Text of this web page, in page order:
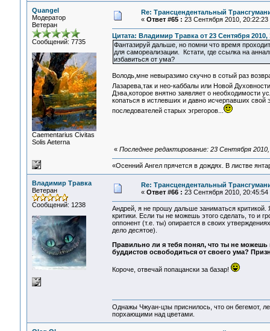
Quangel
Модератор
Ветеран
Сообщений: 7735
Сaementarius Civitas
Solis Aeterna
Re: Трансцендентальный
« Ответ #65 : 23 Сентября 2010, 20:22:23
Цитата: Владимир Травка от 23 Сентября 2010,
Фантазируй дальше, но помни что время
для самореализации. Кстати, где ссылка на
избавиться от ума?
Володь,мне невыразимо скучно в сотый раз
Лазарева,так и нео-каббалы или Новой
Дэва,которое внятно заявляет о необходимости
копаться в истлевших и давно исчерпавших свой
последователей старых эгрегоров...
« Последнее редактирование: 23 Сентября
«Осенний Ангел прячется в дождях. В листве
Владимир Травка
Ветеран
Сообщений: 1238
Re: Трансцендентальный
« Ответ #66 : 23 Сентября 2010, 20:45:54
Андрей, я не прошу дальше заниматься
критики. Если ты не можешь этого сделать, то и
оппонент (т.е. ты) опирается в своих
дело десятое).
Правильно ли я тебя понял, что ты не
буддистов освободиться от своего ума?
Короче, отвечай попацански за базар!
Однажы Чжуан-цзы приснилось, что он бегемот,
порхающими над цветами.